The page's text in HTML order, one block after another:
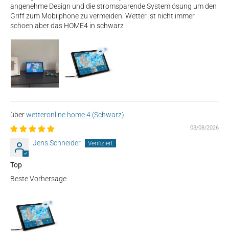
angenehme Design und die stromsparende Systemlösung um den
Griff zum Mobilphone zu vermeiden. Wetter ist nicht immer
schoen aber das HOME4 in schwarz !
wetteronline home 4 (Schwarz)
03/08/2026
Jens Schneider
Top
Beste Vorhersage